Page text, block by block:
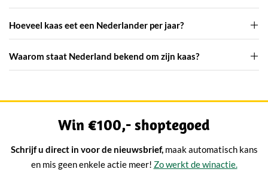
Hoeveel kaas eet een Nederlander per jaar?
Waarom staat Nederland bekend om zijn kaas?
Win €100,- shoptegoed
Schrijf u direct in voor de nieuwsbrief, maak automatisch kans
en mis geen enkele actie meer! Zo werkt de winactie.